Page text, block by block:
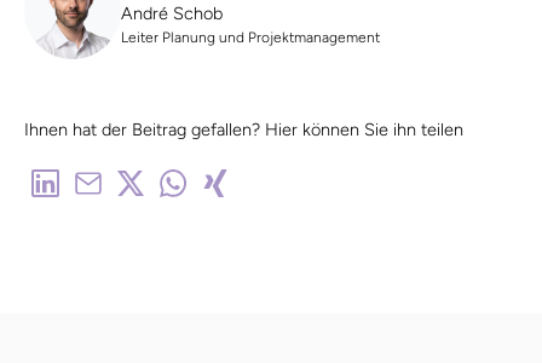
André Schob
Leiter Planung und Projektmanagement
Ihnen hat der Beitrag gefallen? Hier können Sie ihn teilen